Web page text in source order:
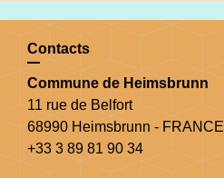
Contacts
Commune de Heimsbrunn
11 rue de Belfort
68990 Heimsbrunn - FRANCE
+33 3 89 81 90 34